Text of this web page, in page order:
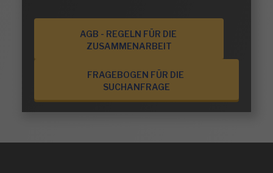
AGB - REGELN FÜR DIE
ZUSAMMENARBEIT
FRAGEBOGEN FÜR DIE
SUCHANFRAGE